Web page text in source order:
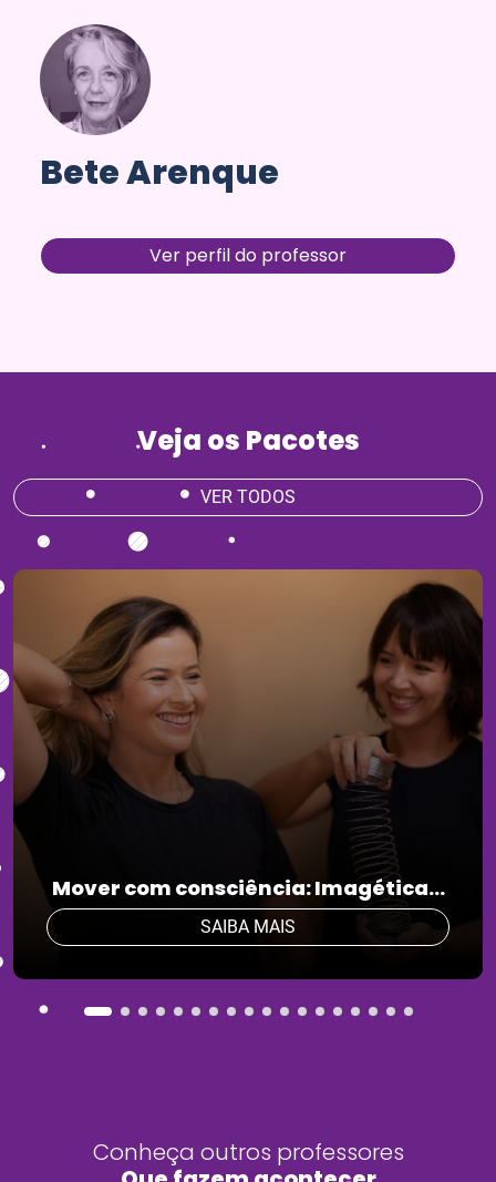
Bete Arenque
Ver perfil do professor
Veja os Pacotes
VER TODOS
Mover com consciência: Imagética...
SAIBA MAIS
Conheça outros professores